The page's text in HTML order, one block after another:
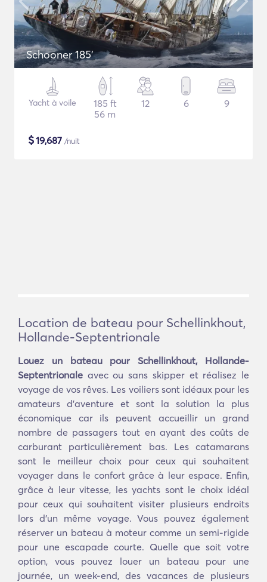
Schooner 185'
Yacht à voile
185 ft
56 m
12 6 9
$19,687 /nuit
Location de bateau pour Schellinkhout,
Hollande-Septentrionale
Louez un bateau pour Schellinkhout, Hollande-
Septentrionale avec ou sans skipper et réalisez le
voyage de vos rêves. Les voiliers sont idéaux pour les
amateurs d'aventure et sont la solution la plus
économique car ils peuvent accueillir un grand
nombre de passagers tout en ayant des coûts de
carburant particulièrement bas. Les catamarans
sont le meilleur choix pour ceux qui souhaitent
voyager dans le confort grâce à leur espace. Enfin,
grâce à leur vitesse, les yachts sont le choix idéal
pour ceux qui souhaitent visiter plusieurs endroits
lors d'un même voyage. Vous pouvez également
réserver un bateau à moteur comme un semi-rigide
pour une escapade courte. Quelle que soit votre
option, vous pouvez louer un bateau pour une
journée, un week-end, des vacances de plusieurs